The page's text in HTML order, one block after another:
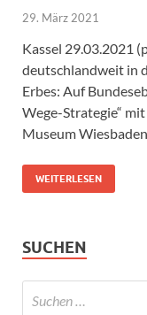
29. März 2021
Kassel 29.03.2021
deutschlandweit in
Erbes: Auf
Wege-Strategie“
Museum Wiesbaden
WEITERLESEN
SUCHEN